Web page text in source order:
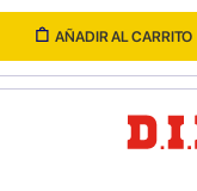
AÑADIR AL CARRITO